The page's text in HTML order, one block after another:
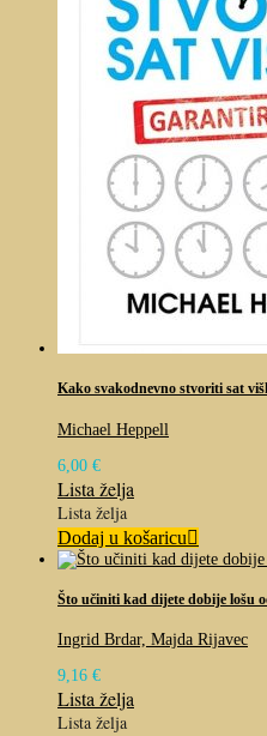
Kako svakodnevno stvoriti sat
Michael Heppell
6,00 €
Lista želja
Lista želja
Dodaj u košaricu
Što učiniti kad dijete dobije lošu
Ingrid Brdar, Majda Rijavec
9,16 €
Lista želja
Lista želja